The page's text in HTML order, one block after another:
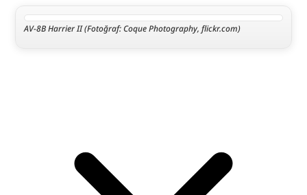
AV-8B Harrier II (Fotoğraf: Coque Photography, flickr.com)